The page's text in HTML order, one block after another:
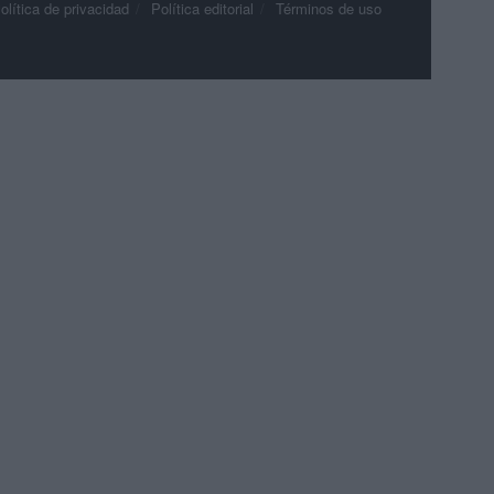
de privacidad Política editorial Términos de uso